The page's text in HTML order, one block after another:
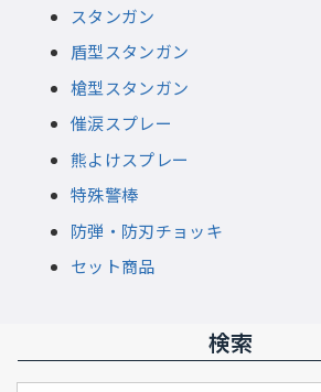
スタンガン
盾型スタンガン
槍型スタンガン
催涙スプレー
熊よけスプレー
特殊警棒
防弾・防刃チョッキ
セット商品
検索